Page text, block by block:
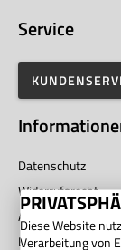
Service
Datenschutz
Widerrufsrecht
AGB
Barrierefreiheit
Diese Website
Verarbeitung von